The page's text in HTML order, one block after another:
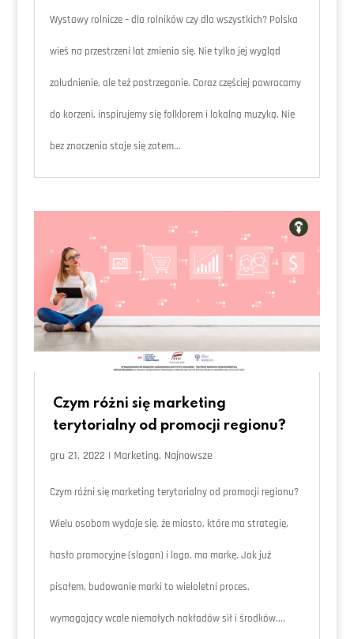
Wystawy rolnicze – dla rolników czy dla wszystkich? Polska
wieś na przestrzeni lat zmienia się. Nie tylko jej wygląd
zaludnienie, ale też postrzeganie. Coraz częściej powracamy
do korzeni, inspirujemy się folklorem i lokalną muzyką. Nie
bez znaczenia staje się zatem...
Czym różni się marketing
terytorialny od promocji regionu?
gru 21, 2022 | Marketing, Najnowsze
Czym różni się marketing terytorialny od promocji regionu?
Wielu osobom wydaje się, że miasto, które ma strategię,
hasło promocyjne (slogan) i logo, ma markę. Jak już
pisałem, budowanie marki to wieloletni proces,
wymagający wcale niemałych nakładów sił i środków....